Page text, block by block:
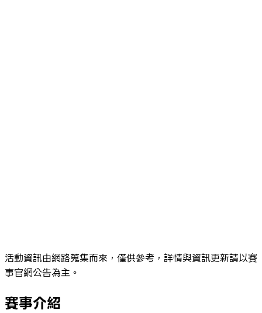
活動資訊由網路蒐集而來，僅供參考，詳情與資訊更新請以賽
事官網公告為主。
賽事介紹